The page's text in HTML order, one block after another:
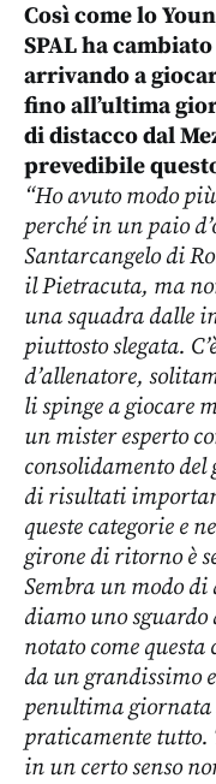
Così come lo
SPAL ha
arrivando a
fino all’ultima
di distacco dal
prevedibile
“Ho avuto modo
perché in un paio
Santarcangelo di
il Pietracuta, ma
una squadra dalle
piuttosto slegata.
d’allenatore,
li spinge a giocare
un mister esperto
consolidamento del
di risultati
queste categorie e
girone di ritorno è
Sembra un modo
diamo uno sguardo
notato come questa
da un grandissimo
penultima giornata
praticamente tutto.
in un certo senso